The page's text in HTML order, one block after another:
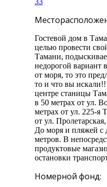
Гостевой дом в
целью провести
Тамани,
недорогой вариант
от моря, то это
то и что вы
центре станицы
в 50 метрах от ул.
метрах от ул. 225-я
от ул.
До моря и пляжей с
метров. В
продуктовые
остановки
Номерной фонд: